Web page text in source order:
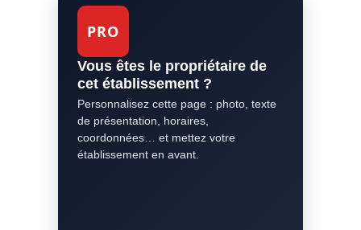
PRO
Vous êtes le propriétaire de
cet établissement ?
Personnalisez cette page : photo, texte
de présentation, horaires,
coordonnées… et mettez votre
établissement en avant.